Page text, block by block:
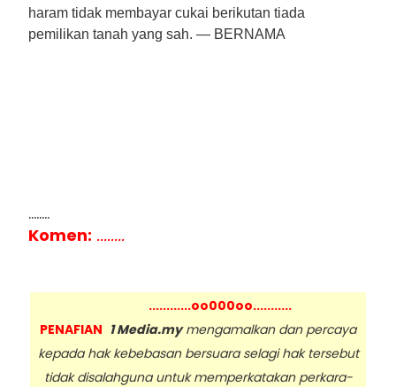
haram tidak membayar cukai berikutan tiada
pemilikan tanah yang sah. — BERNAMA
........
Komen: ........
............oo000oo...........
PENAFIAN 1 Media.mymengamalkan dan percaya
kepada hak kebebasan bersuara selagi hak tersebut
tidak disalahguna untuk memperkatakan perkara-